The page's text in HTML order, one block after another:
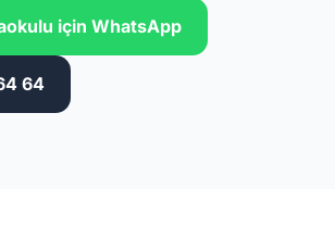
için WhatsApp
64